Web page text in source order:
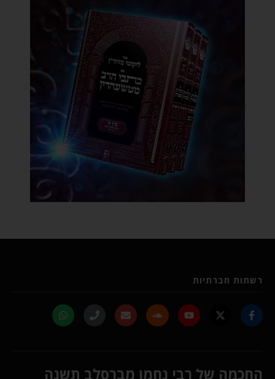
רשתות חברתיות
החכמה של רבי נחמן מברסלב תשנה